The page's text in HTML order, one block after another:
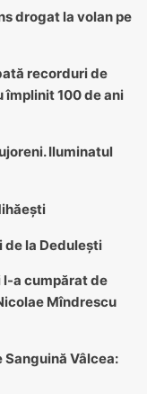
drogat la volan pe
recorduri de
împlinit 100 de ani
Iluminatul
la Dedulești
l-a cumpărat de
Mîndrescu
Vâlcea: